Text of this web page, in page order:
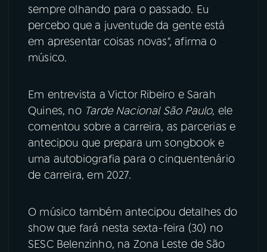
sempre olhando para o passado. Eu
percebo que a juventude da gente está
em apresentar coisas novas", afirma o
músico.
Em entrevista a Victor Ribeiro e Sarah
Quines, no Tarde Nacional São Paulo, ele
comentou sobre a carreira, as parcerias e
antecipou que prepara um songbook e
uma autobiografia para o cinquentenário
de carreira, em 2027.
O músico também antecipou detalhes do
show que fará nesta sexta-feira (30) no
SESC Belenzinho, na Zona Leste de São